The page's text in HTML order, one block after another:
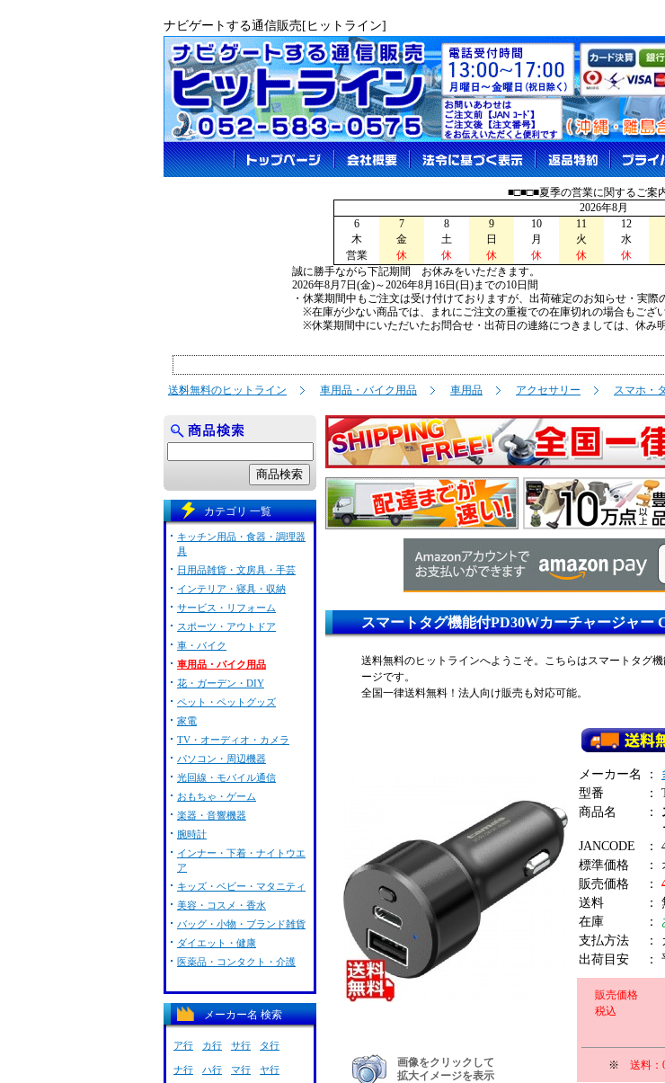
ナビゲートする通信販売[ヒットライン]
■□■□■夏季の営業に関するご案
2026年8月
6
7 8 9 10 11 12
木
金 土 日 月 火 水
営業
休 休 休 休 休 休
誠に勝手ながら下記期間 お休みをいただきます。
2026年8月7日(金)～2026年8月16日(日)までの10日間
・休業期間中もご注文は受け付けておりますが、出荷確定のお知らせ・実際
※在庫が少ない商品では、まれにご注文の重複での在庫切れの場合もござ
※休業期間中にいただいたお問合せ・出荷日の連絡につきましては、休み
送料無料のヒットライン 車用品・バイク用品 車用品 アクセサリー スマホ・
スマートタグ機能付PD30Wカーチャージャー
送料無料のヒットラインへようこそ。こちらはスマートタグ
ージです。
全国一律送料無料！法人向け販売も対応可能。
画像をクリックして
拡大イメージを表示
メーカー名 ：
型番
：
商品名
：
JANCODE
：
標準価格
：
販売価格
：
送料
：
在庫
：
支払方法
：
出荷目安
：
販売価格
税込
※ 送料：
カテゴリ 一覧
キッチン用品・食器・調理器
具
日用品雑貨・文房具・手芸
インテリア・寝具・収納
サービス・リフォーム
スポーツ・アウトドア
車・バイク
車用品・バイク用品
花・ガーデン・DIY
ペット・ペットグッズ
家電
TV・オーディオ・カメラ
パソコン・周辺機器
光回線・モバイル通信
おもちゃ・ゲーム
楽器・音響機器
腕時計
インナー・下着・ナイトウエ
ア
キッズ・ベビー・マタニティ
美容・コスメ・香水
バッグ・小物・ブランド雑貨
ダイエット・健康
医薬品・コンタクト・介護
メーカー名 検索
ア行 カ行 サ行 タ行
ナ行 ハ行 マ行 ヤ行